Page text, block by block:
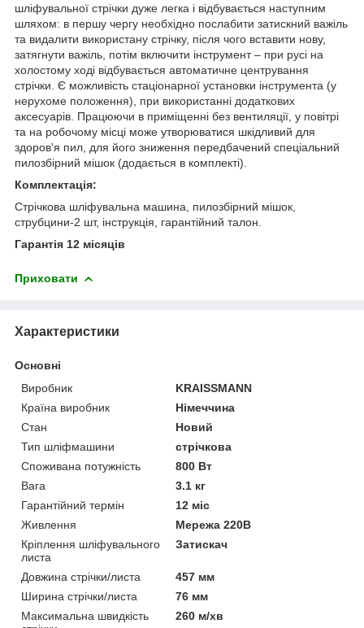
шліфувальної стрічки дуже легка і відбувається наступним
шляхом: в першу чергу необхідно послабити затискний важіль
та видалити використану стрічку, після чого вставити нову,
затягнути важіль, потім включити інструмент – при русі на
холостому ході відбувається автоматичне центрування
стрічки. Є можливість стаціонарної установки інструмента (у
нерухоме положення), при використанні додаткових
аксесуарів. Працюючи в приміщенні без вентиляції, у повітрі
та на робочому місці може утворюватися шкідливий для
здоров'я пил, для його зниження передбачений спеціальний
пилозбірний мішок (додається в комплекті).
Комплектація:
Стрічкова шліфувальна машина, пилозбірний мішок,
струбцини-2 шт, інструкція, гарантійний талон.
Гарантія 12 місяців
Приховати
Характеристики
Основні
Виробник
KRAISSMANN
Країна виробник
Німеччина
Стан
Новий
Тип шліфмашини
стрічкова
Споживана потужність
800 Вт
Вага
3.1 кг
Гарантійний термін
12 міс
Живлення
Мережа 220В
Кріплення шліфувального
листа
Затискач
Довжина стрічки/листа
457 мм
Ширина стрічки/листа
76 мм
Максимальна швидкість
260 м/хв